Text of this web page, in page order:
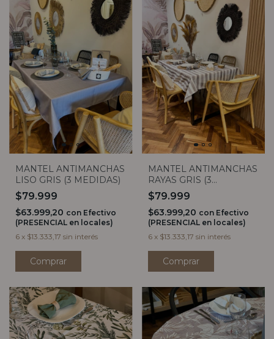
MANTEL ANTIMANCHAS
LISO GRIS (3 MEDIDAS)
$79.999
$63.999,20 con Efectivo
(PRESENCIAL en locales)
6 x $13.333,17 sin interés
Comprar
MANTEL ANTIMANCHAS
RAYAS GRIS (3
MEDIDAS)
$79.999
$63.999,20 con Efectivo
(PRESENCIAL en locales)
6 x $13.333,17 sin interés
Comprar